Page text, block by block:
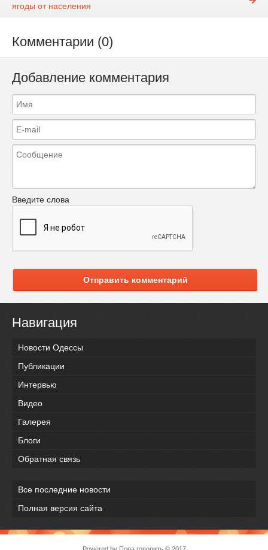
ягоды от населения
Комментарии (0)
Добавление комментария
Введите слова
Отправить комментарий
Навигация
Новости Одессы
Публикации
Интервью
Видео
Галерея
Блоги
Обратная связь
Все последние новости
Полная версия сайта